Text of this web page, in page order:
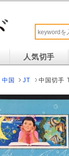
人気切手
中国 JT 中国切手